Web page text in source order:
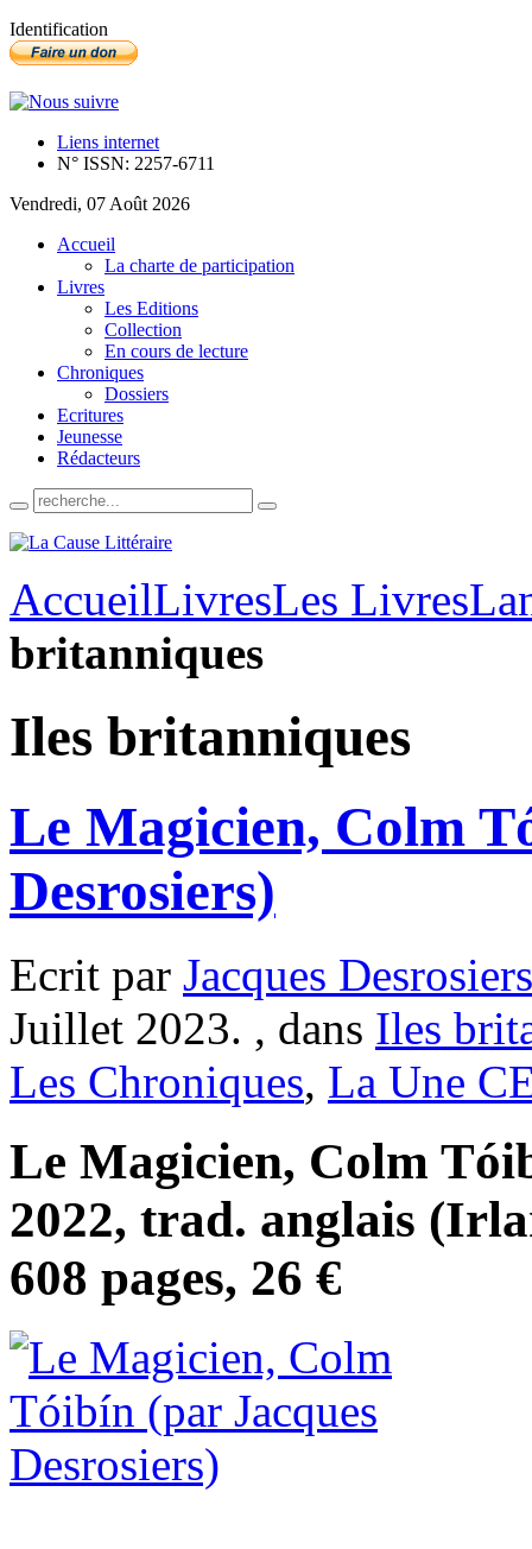
Identification
Liens internet
N° ISSN: 2257-6711
Vendredi, 07 Août 2026
Accueil
La charte de participation
Livres
Les Editions
Collection
En cours de lecture
Chroniques
Dossiers
Ecritures
Jeunesse
Rédacteurs
AccueilLivresLes Livres
britanniques
Iles britanniques
Le Magicien, Colm
Desrosiers)
Ecrit par Jacques Desrosiers
Juillet 2023. , dans Iles
Les Chroniques, La Une
Le Magicien, Colm
2022, trad. anglais
608 pages, 26 €